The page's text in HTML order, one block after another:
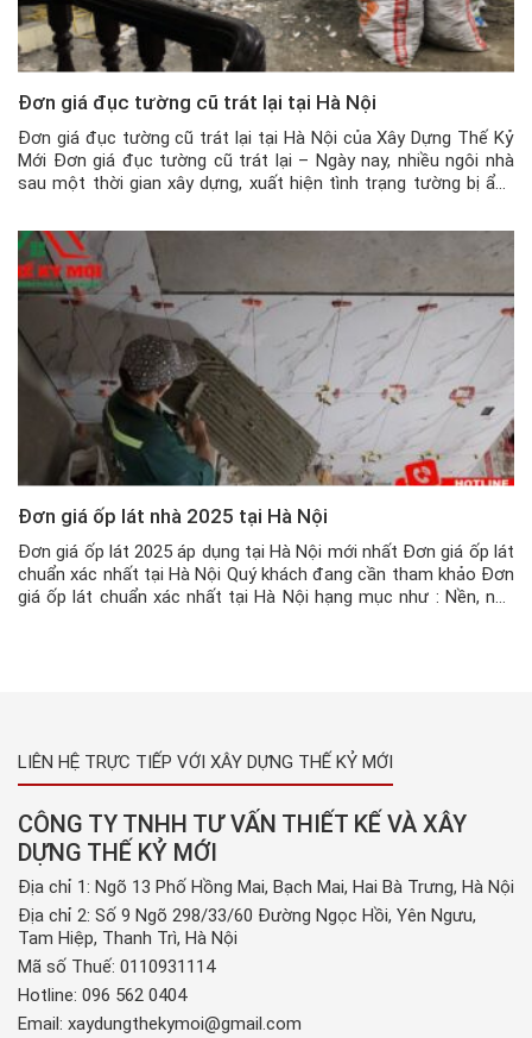
Đơn giá đục tường cũ trát lại tại Hà Nội
Đơn giá đục tường cũ trát lại tại Hà Nội của Xây Dựng Thế Kỷ
Mới Đơn giá đục tường cũ trát lại – Ngày nay, nhiều ngôi nhà
sau một thời gian xây dựng, xuất hiện tình trạng tường bị ẩm,
Đơn giá ốp lát nhà 2025 tại Hà Nội
Đơn giá ốp lát 2025 áp dụng tại Hà Nội mới nhất Đơn giá ốp lát
chuẩn xác nhất tại Hà Nội Quý khách đang cần tham khảo Đơn
giá ốp lát chuẩn xác nhất tại Hà Nội hạng mục như : Nền, nhà
LIÊN HỆ TRỰC TIẾP VỚI XÂY DỰNG THẾ KỶ MỚI
CÔNG TY TNHH TƯ VẤN THIẾT KẾ VÀ XÂY
DỰNG THẾ KỶ MỚI
Địa chỉ 1: Ngõ 13 Phố Hồng Mai, Bạch Mai, Hai Bà Trưng, Hà Nội
Địa chỉ 2: Số 9 Ngõ 298/33/60 Đường Ngọc Hồi, Yên Ngưu,
Tam Hiệp, Thanh Trì, Hà Nội
Mã số Thuế: 0110931114
Hotline: 096 562 0404
Email: xaydungthekymoi@gmail.com